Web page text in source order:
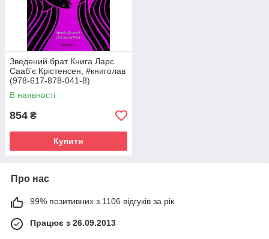
Зведений брат Книга Ларс
Сааб’є Крістенсен, #книголав
(978-617-878-041-8)
В наявності
854 ₴
Купити
Про нас
99% позитивних з 1106 відгуків за рік
Працює з 26.09.2013